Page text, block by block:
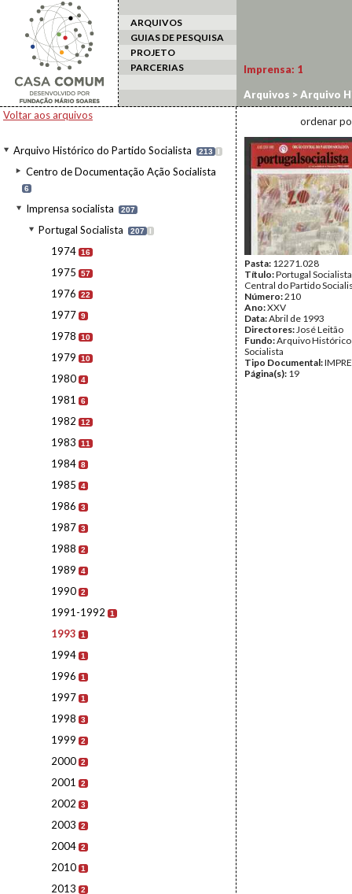
ARQUIVOS
GUIAS DE PESQUISA
PROJETO
PARCERIAS
Voltar aos arquivos
Arquivo Histórico do Partido Socialista 213 I
Centro de Documentação Ação Socialista
6
Imprensa socialista 207
Portugal Socialista 207 I
1974 16
1975 57
1976 22
1977 9
1978 10
1979 10
1980 4
1981 6
1982 12
1983 11
1984 8
1985 4
1986 3
1987 3
1988 2
1989 4
1990 2
1991-1992 1
1993 1
1994 1
1996 1
1997 1
1998 3
1999 2
2000 2
2001 2
2002 3
2003 2
2004 2
2010 1
2013 2
Imprensa: 1
Arquivos >Arquivo
ordenar
Pasta: 12271.028
Título:Portugal
Central do Partido
Número:210
Ano:XXV
Data:Abril de 1993
Directores:José Leitão
Fundo:Arquivo
Socialista
Tipo Documental:
Página(s): 19